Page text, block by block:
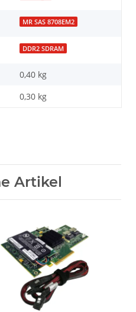
MR SAS 8708EM2
DDR2 SDRAM
0,40 kg
0,30 kg
Artikel